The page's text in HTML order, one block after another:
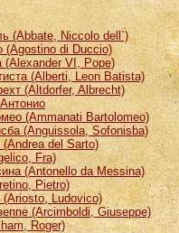
(Abbate, Niccolo dell`)
(Agostino di Duccio)
VI, Pope)
(Alberti, Leon Batista)
(Altdorfer, Albrecht)
(Ammanati Bartolomeo)
(Anguissola, Sofonisba)
del Sarto)
Fra)
(Antonello da Messina)
Pietro)
Ludovico)
(Arcimboldi, Giuseppe)
Roger)